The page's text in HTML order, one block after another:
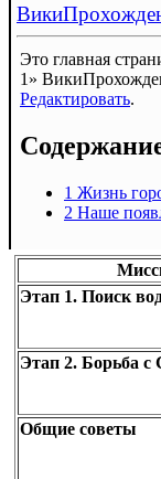
Это главная
1»
Редактировать.
1 Жизнь
2 Наше
Этап 1. Поиск
Этап 2. Борьба с
Общие советы